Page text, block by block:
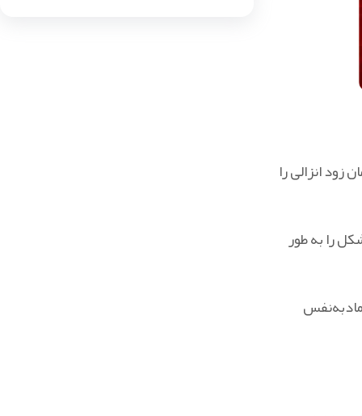
زود انزالی را
را به‌ طور